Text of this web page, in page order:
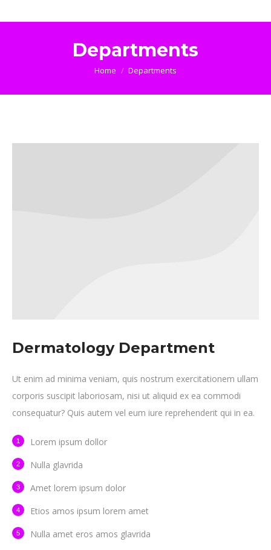
Departments
You are here:
Home Departments
Dermatology Department
Ut enim ad minima veniam, quis nostrum exercitationem ullam
corporis suscipit laboriosam, nisi ut aliquid ex ea commodi
consequatur? Quis autem vel eum iure reprehenderit qui in ea.
Lorem ipsum dollor
Nulla glavrida
Amet lorem ipsum dolor
Etios amos ipsum lorem amet
Nulla amet eros amos glavrida